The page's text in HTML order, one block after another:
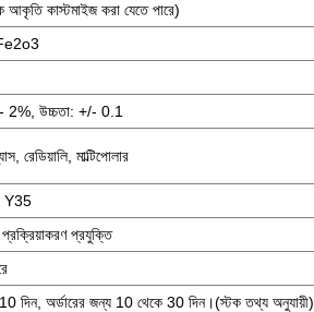
আকৃতি কাস্টমাইজ করা যেতে পারে)
2%, উচ্চতা: +/- 0.1
রেডিয়ালি, মাল্টিপোলার
Y35
প্রযুক্তি
দিন, অর্ডারের জন্য 10 থেকে 30 দিন।(স্টক তথ্য অনুযায়ী)